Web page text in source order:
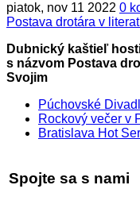
piatok, nov 11 2022 0
Postava drotára v
Dubnický kaštieľ
s názvom Postava
Svojim
Púchovské
Rockový večer v
Bratislava Hot
Spojte sa s nami